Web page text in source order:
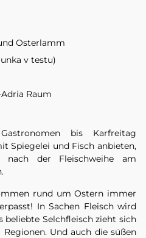
Osterlamm
v testu)
Raum
bis Karfreitag
Spiegelei und Fisch anbieten,
nach der Fleischweihe am
rund um Ostern immer
In Sachen Fleisch wird
beliebte Selchfleisch zieht sich
Und auch die süßen